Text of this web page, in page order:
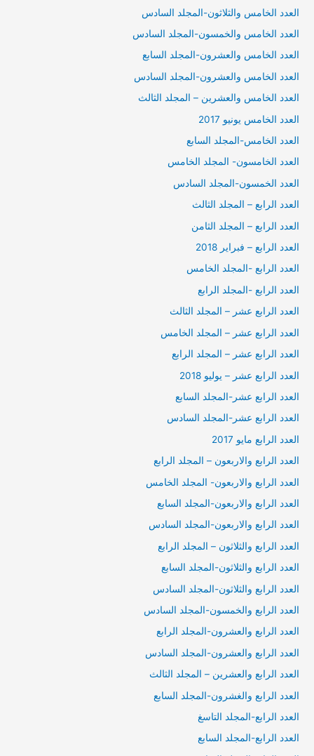
العدد الخامس والثلاثون-المجلد السادس
العدد الخامس والخمسون-المجلد السادس
العدد الخامس والعشرون-المجلد السابع
العدد الخامس والعشرون-المجلد السادس
العدد الخامس والعشرين – المجلد الثالث
العدد الخامس يونيو 2017
العدد الخامس-المجلد السابع
العدد الخامسون- المجلد الخامس
العدد الخمسون-المجلد السادس
العدد الرابع – المجلد الثالث
العدد الرابع – المجلد الثامن
العدد الرابع – فبراير 2018
العدد الرابع -المجلد الخامس
العدد الرابع -المجلد الرابع
العدد الرابع عشر – المجلد الثالث
العدد الرابع عشر – المجلد الخامس
العدد الرابع عشر – المجلد الرابع
العدد الرابع عشر – يوليو 2018
العدد الرابع عشر-المجلد السابع
العدد الرابع عشر-المجلد السادس
العدد الرابع مايو 2017
العدد الرابع والاربعون – المجلد الرابع
العدد الرابع والاربعون- المجلد الخامس
العدد الرابع والاربعون-المجلد السابع
العدد الرابع والاربعون-المجلد السادس
العدد الرابع والثلاثون – المجلد الرابع
العدد الرابع والثلاثون-المجلد السابع
العدد الرابع والثلاثون-المجلد السادس
العدد الرابع والخمسون-المجلد السادس
العدد الرابع والعشرون-المجلد الرابع
العدد الرابع والعشرون-المجلد السادس
العدد الرابع والعشرين – المجلد الثالث
العدد الرابع والغشرون-المجلد السابع
العدد الرابع-المجلد التاسغ
العدد الرابع-المجلد السابع